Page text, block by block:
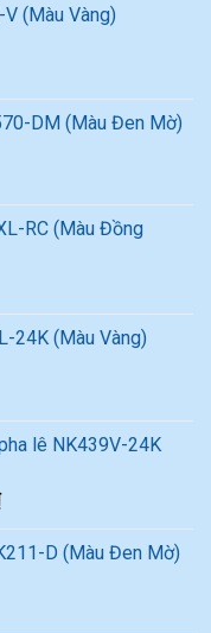
(Màu Vàng)
DM (Màu Đen Mờ)
RC (Màu Đồng
24K (Màu Vàng)
lê NK439V-24K
D (Màu Đen Mờ)